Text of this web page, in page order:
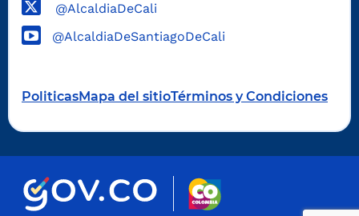
@AlcaldiaDeCali
@AlcaldiaDeSantiagoDeCali
PoliticasMapa del sitioTérminos y Condiciones